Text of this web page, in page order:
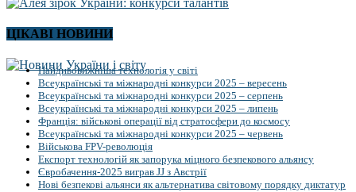
ЦІКАВІ НОВИНИ
Найдивовижніша технологія у світі
Всеукраїнські та міжнародні конкурси 2025 – вересень
Всеукраїнські та міжнародні конкурси 2025 – серпень
Всеукраїнські та міжнародні конкурси 2025 – липень
Франція: військові операції від стратосфери до космосу
Всеукраїнські та міжнародні конкурси 2025 – червень
Військова FPV-революція
Експорт технологій як запорука міцного безпекового альянсу
Євробачення-2025 виграв JJ з Австрії
Нові безпекові альянси як альтернатива світовому порядку диктатур